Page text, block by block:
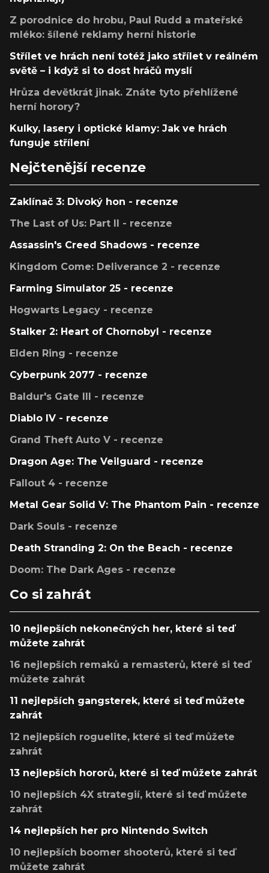
Z porodnice do hrobu, Paul Rudd a mateřské
mléko: šílené reklamy herní historie
Střílet ve hrách není totéž jako střílet v reálném
světě – i když si to dost hráčů myslí
Hrůza devětkrát jinak. Znáte tyto přehlížené
herní horory?
Kulky, lasery i optické klamy: Jak ve hrách
funguje střílení
Nejčtenější recenze
Zaklínač 3: Divoký hon - recenze
The Last of Us: Part II - recenze
Assassin's Creed Shadows - recenze
Kingdom Come: Deliverance 2 - recenze
Farming Simulator 25 - recenze
Hogwarts Legacy - recenze
Stalker 2: Heart of Chornobyl - recenze
Elden Ring - recenze
Cyberpunk 2077 - recenze
Baldur's Gate III - recenze
Diablo IV - recenze
Grand Theft Auto V - recenze
Dragon Age: The Veilguard - recenze
Fallout 4 - recenze
Metal Gear Solid V: The Phantom Pain - recenze
Dark Souls - recenze
Death Stranding 2: On the Beach - recenze
Doom: The Dark Ages - recenze
Co si zahrát
10 nejlepších nekonečných her, které si teď
můžete zahrát
16 nejlepších remaků a remasterů, které si teď
můžete zahrát
11 nejlepších gangsterek, které si teď můžete
zahrát
12 nejlepších roguelite, které si teď můžete
zahrát
13 nejlepších hororů, které si teď můžete zahrát
10 nejlepších 4X strategií, které si teď můžete
zahrát
14 nejlepších her pro Nintendo Switch
10 nejlepších boomer shooterů, které si teď
můžete zahrát